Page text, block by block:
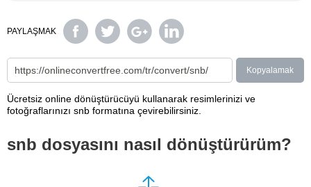
PAYLAŞMAK
Kopyalamak
Ücretsiz online dönüştürücüyü kullanarak resimlerinizi ve
fotoğraflarınızı snb formatına çevirebilirsiniz.
snb dosyasını nasıl dönüştürürüm?